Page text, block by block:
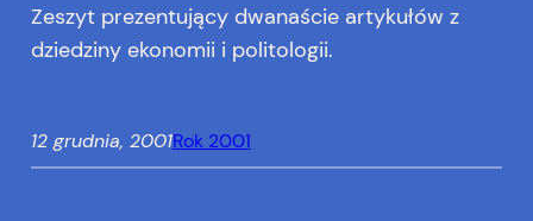
Zeszyt prezentujący dwanaście artykułów z
dziedziny ekonomii i politologii.
12 grudnia, 2001Rok 2001